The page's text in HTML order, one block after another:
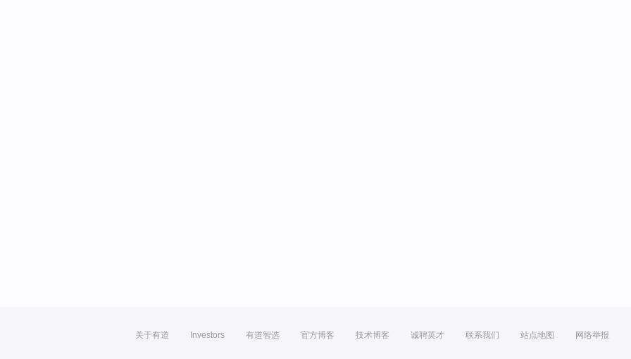
关于有道 Investors 有道智选 官方博客 技术博客 诚聘英才 联系我们 站点地图 网络举报